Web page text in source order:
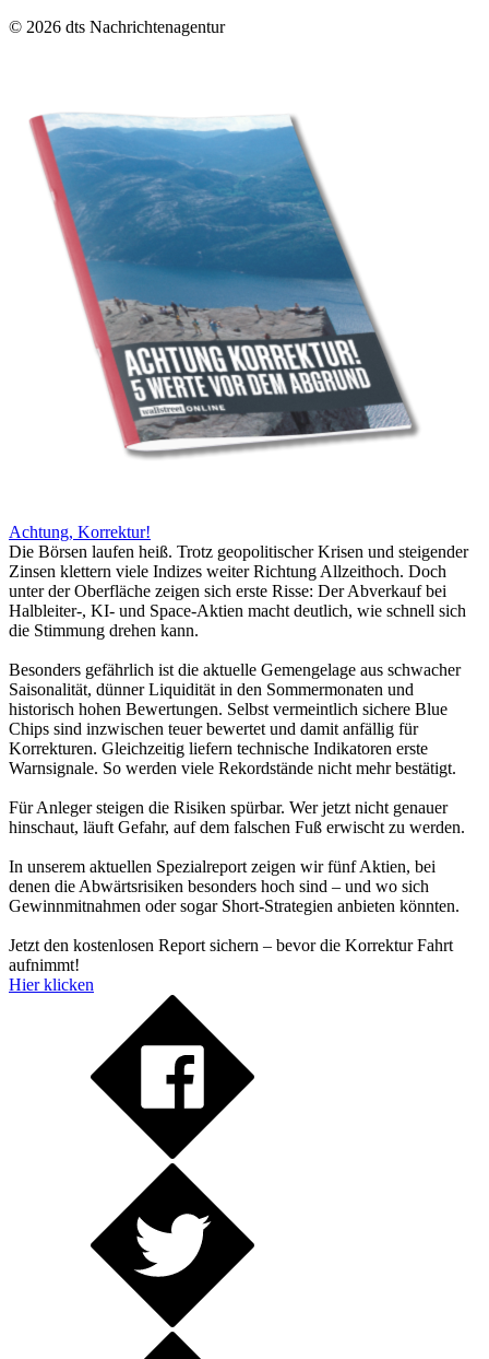
© 2026 dts Nachrichtenagentur
Achtung, Korrektur!
Die Börsen laufen heiß. Trotz geopolitischer Krisen und steigender
Zinsen klettern viele Indizes weiter Richtung Allzeithoch. Doch
unter der Oberfläche zeigen sich erste Risse: Der Abverkauf bei
Halbleiter-, KI- und Space-Aktien macht deutlich, wie schnell sich
die Stimmung drehen kann.
Besonders gefährlich ist die aktuelle Gemengelage aus schwacher
Saisonalität, dünner Liquidität in den Sommermonaten und
historisch hohen Bewertungen. Selbst vermeintlich sichere Blue
Chips sind inzwischen teuer bewertet und damit anfällig für
Korrekturen. Gleichzeitig liefern technische Indikatoren erste
Warnsignale. So werden viele Rekordstände nicht mehr bestätigt.
Für Anleger steigen die Risiken spürbar. Wer jetzt nicht genauer
hinschaut, läuft Gefahr, auf dem falschen Fuß erwischt zu werden.
In unserem aktuellen Spezialreport zeigen wir fünf Aktien, bei
denen die Abwärtsrisiken besonders hoch sind – und wo sich
Gewinnmitnahmen oder sogar Short-Strategien anbieten könnten.
Jetzt den kostenlosen Report sichern – bevor die Korrektur Fahrt
aufnimmt!
Hier klicken